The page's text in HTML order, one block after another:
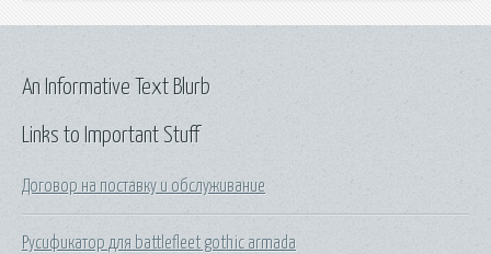
Links to Important Stuff
Договор на поставку и обслуживание
Русификатор для battlefleet gothic armada
An Informative Text Blurb